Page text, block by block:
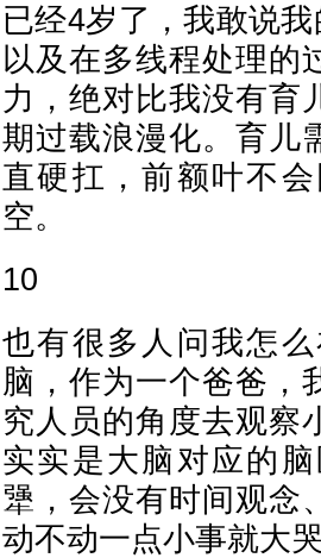
已经4岁了，我敢说
以及在多线程处理的
力，绝对比我没有育
期过载浪漫化。育儿
直硬扛，前额叶不
空。
10
也有很多人问我怎
脑，作为一个爸爸，
究人员的角度去观察
实实是大脑对应的
犟，会没有时间观念
动不动一点小事就大